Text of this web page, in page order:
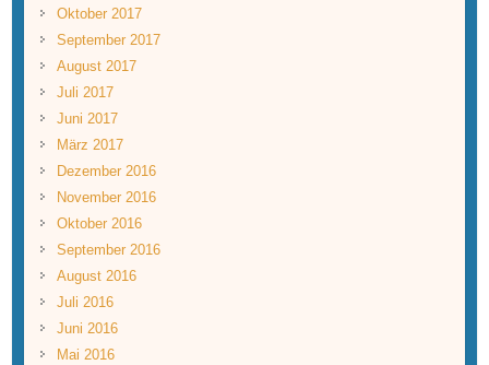
Oktober 2017
September 2017
August 2017
Juli 2017
Juni 2017
März 2017
Dezember 2016
November 2016
Oktober 2016
September 2016
August 2016
Juli 2016
Juni 2016
Mai 2016